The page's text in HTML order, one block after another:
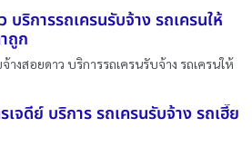
บริการรถเครนรับจ้าง รถเครนให้
ถูก
างสอยดาว บริการรถเครนรับจ้าง รถเครนให้
เจดีย์ บริการ รถเครนรับจ้าง รถเฮี๊ย